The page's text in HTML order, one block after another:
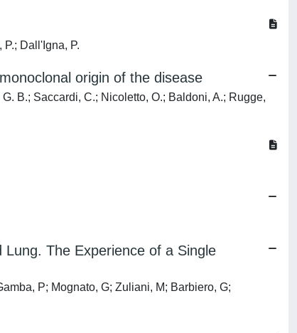
Dall'Igna, P.
origin of the disease
B.; Saccardi, C.; Nicoletto, O.; Baldoni, A.; Rugge,
The Experience of a Single
P; Mognato, G; Zuliani, M; Barbiero, G;